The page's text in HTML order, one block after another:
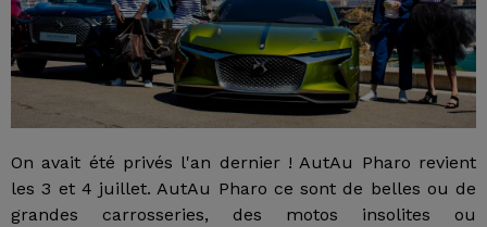
On avait été privés l'an dernier ! AutAu Pharo revient
les 3 et 4 juillet. AutAu Pharo ce sont de belles ou de
grandes carrosseries, des motos insolites ou